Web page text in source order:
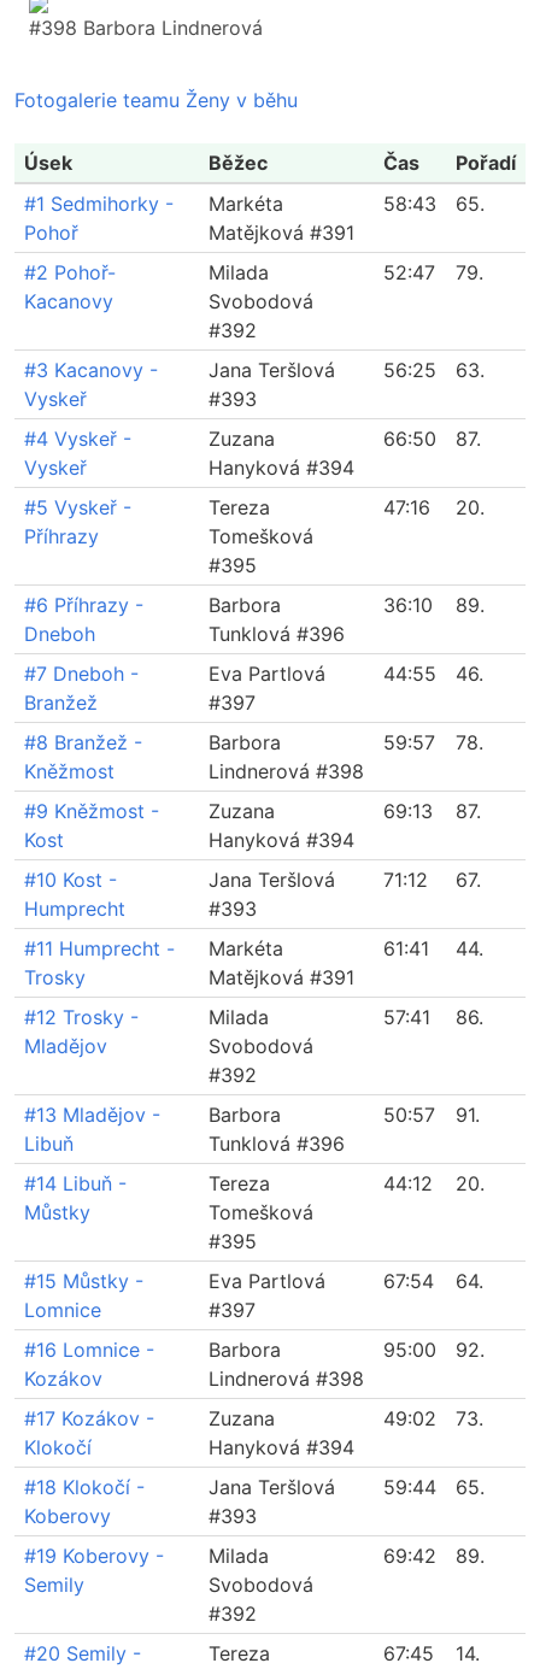
#398 Barbora Lindnerová
Fotogalerie teamu Ženy v běhu
Úsek Běžec Čas
Pořadí
#1 Sedmihorky -
Pohoř
Markéta
Matějková #391
58:43 65.
#2 Pohoř-
Kacanovy
Milada
Svobodová
#392
52:47 79.
#3 Kacanovy -
Vyskeř
Jana Teršlová
#393
56:25 63.
#4 Vyskeř -
Vyskeř
Zuzana
Hanyková #394
66:50 87.
#5 Vyskeř -
Příhrazy
Tereza
Tomešková
#395
47:16 20.
#6 Příhrazy -
Dneboh
Barbora
Tunklová #396
36:10 89.
#7 Dneboh -
Branžež
Eva Partlová
#397
44:55 46.
#8 Branžež -
Kněžmost
Barbora
Lindnerová #398
59:57 78.
#9 Kněžmost -
Kost
Zuzana
Hanyková #394
69:13 87.
#10 Kost -
Humprecht
Jana Teršlová
#393
71:12 67.
#11 Humprecht -
Trosky
Markéta
Matějková #391
61:41 44.
#12 Trosky -
Mladějov
Milada
Svobodová
#392
57:41 86.
#13 Mladějov -
Libuň
Barbora
Tunklová #396
50:57 91.
#14 Libuň -
Můstky
Tereza
Tomešková
#395
44:12 20.
#15 Můstky -
Lomnice
Eva Partlová
#397
67:54 64.
#16 Lomnice -
Kozákov
Barbora
Lindnerová #398
95:00 92.
#17 Kozákov -
Klokočí
Zuzana
Hanyková #394
49:02 73.
#18 Klokočí -
Koberovy
Jana Teršlová
#393
59:44 65.
#19 Koberovy -
Semily
Milada
Svobodová
#392
69:42 89.
#20 Semily -
Tereza
67:45 14.